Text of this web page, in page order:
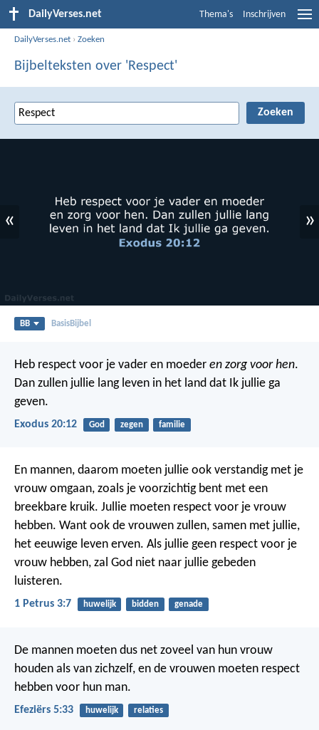
DailyVerses.net Thema's Inschrijven
DailyVerses.net ›Zoeken
Bijbelteksten over 'Respect'
« »
BB BasisBijbel
Heb respect voor je vader en moeder en zorg voor hen.
Dan zullen jullie lang leven in het land dat Ik jullie ga
geven.
Exodus 20:12 God zegen familie
En mannen, daarom moeten jullie ook verstandig met je
vrouw omgaan, zoals je voorzichtig bent met een
breekbare kruik. Jullie moeten respect voor je vrouw
hebben. Want ook de vrouwen zullen, samen met jullie,
het eeuwige leven erven. Als jullie geen respect voor je
vrouw hebben, zal God niet naar jullie gebeden
luisteren.
1 Petrus 3:7 huwelijk bidden genade
De mannen moeten dus net zoveel van hun vrouw
houden als van zichzelf, en de vrouwen moeten respect
hebben voor hun man.
Efeziërs 5:33 huwelijk relaties